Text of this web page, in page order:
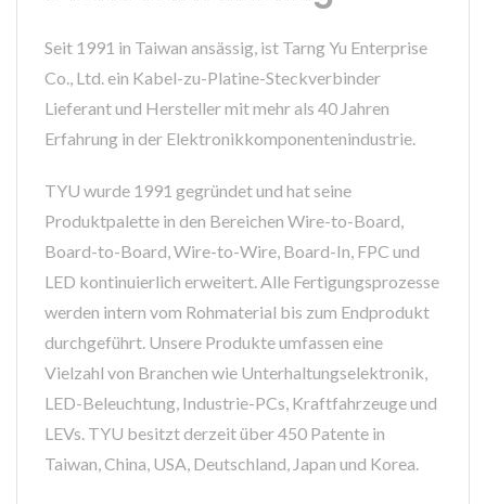
Seit 1991 in Taiwan ansässig, ist Tarng Yu Enterprise
Co., Ltd. ein Kabel-zu-Platine-Steckverbinder
Lieferant und Hersteller mit mehr als 40 Jahren
Erfahrung in der Elektronikkomponentenindustrie.
TYU wurde 1991 gegründet und hat seine
Produktpalette in den Bereichen Wire-to-Board,
Board-to-Board, Wire-to-Wire, Board-In, FPC und
LED kontinuierlich erweitert. Alle Fertigungsprozesse
werden intern vom Rohmaterial bis zum Endprodukt
durchgeführt. Unsere Produkte umfassen eine
Vielzahl von Branchen wie Unterhaltungselektronik,
LED-Beleuchtung, Industrie-PCs, Kraftfahrzeuge und
LEVs. TYU besitzt derzeit über 450 Patente in
Taiwan, China, USA, Deutschland, Japan und Korea.